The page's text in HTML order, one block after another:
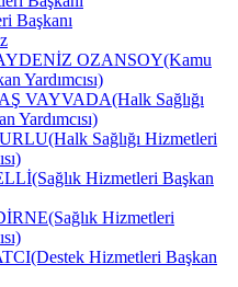
Başkanı
OZANSOY(Kamu
Yardımcısı)
VAYVADA(Halk Sağlığı
Yardımcısı)
Sağlığı Hizmetleri
Hizmetleri Başkan
Hizmetleri
Hizmetleri Başkan